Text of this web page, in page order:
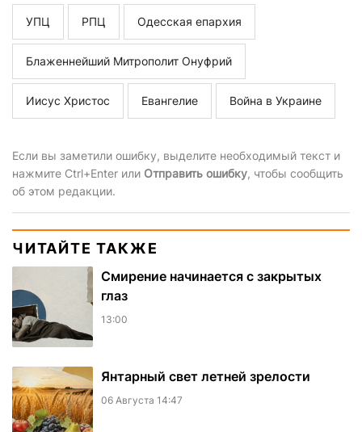
УПЦ РПЦ Одесская епархия
Блаженнейший Митрополит Онуфрий
Иисус Христос Евангелие Война в Украине
Если вы заметили ошибку, выделите необходимый текст и
нажмите Ctrl+Enter или Отправить ошибку, чтобы сообщить
об этом редакции.
ЧИТАЙТЕ ТАКЖЕ
Смирение начинается с закрытых
глаз
13:00
Янтарный свет летней зрелости
06 Августа 14:47